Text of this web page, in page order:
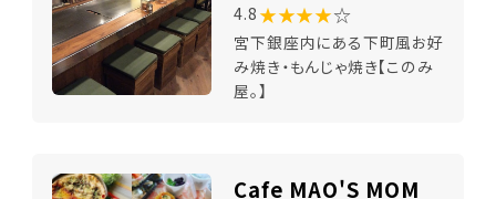
4.8 ★★★★☆
宮下銀座内にある下町風お好
み焼き・もんじゃ焼き【このみ
屋。】
Cafe MAO'S MOM